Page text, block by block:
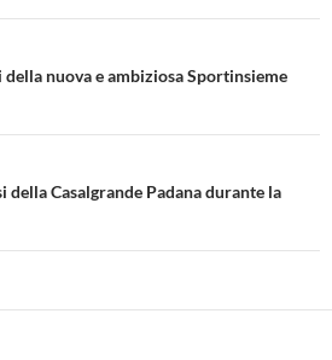
nuova e ambiziosa Sportinsieme
Casalgrande Padana durante la